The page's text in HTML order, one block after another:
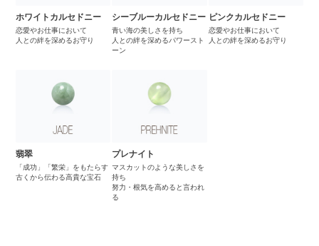
ホワイトカルセドニー
恋愛やお仕事において
人との絆を深めるお守り
シーブルーカルセドニー
青い海の美しさを持ち
人との絆を深めるパワースト
ーン
ピンクカルセドニー
恋愛やお仕事において
人との絆を深めるお守り
翡翠
「成功」「繁栄」をもたらす
古くから伝わる高貴な宝石
プレナイト
マスカットのような美しさを
持ち
努力・根気を高めると言われ
る